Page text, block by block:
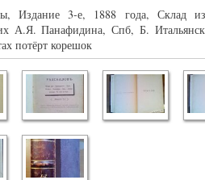
Издание 3-е, 1888 года, Склад
А.Я. Панафидина, Спб, Б.
потёрт корешок